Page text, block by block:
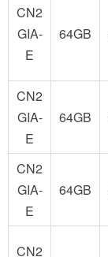
CN2
GIA-
E
64GB
CN2
GIA-
E
64GB
CN2
GIA-
E
64GB
CN2